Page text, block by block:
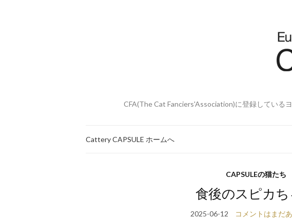
CFA(The Cat Fanciers'Association)に登録している
Cattery CAPSULE ホームへ
CAPSULEの猫たち
食後のスピカ
2025-06-12 コメントはまだ